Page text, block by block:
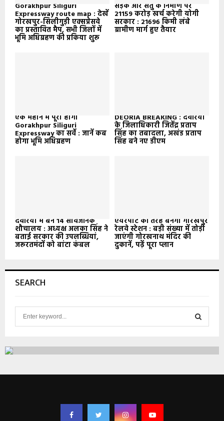
Gorakhpur Siliguri
Expressway route map : देखें
गोरखपुर-सिलीगुड़ी एक्सप्रेसवे
का प्रस्तावित मैप, सभी जिलों में
भूमि अधिग्रहण की प्रकिया शुरू
सड़क और सेतु के निर्माण पर
21159 करोड़ खर्च करेगी योगी
सरकार : 21696 किमी लंबे
ग्रामीण मार्ग हुए तैयार
एक महीने में पूरा होगा
Gorakhpur Siliguri
Expressway का सर्वे : जानें कब
होगा भूमि अधिग्रहण
DEORIA BREAKING : देवरिया
के जिलाधिकारी जितेंद्र प्रताप
सिंह का तबादला, अखंड प्रताप
सिंह बने नए डीएम
देवरिया में बने 14 सार्वजनिक
शौचालय : अध्यक्ष अलका सिंह ने
बताई सरकार की उपलब्धियां,
जरूरतमंदों को बांटा कंबल
एयरपोर्ट की तरह बनेगा गोरखपुर
रेलवे स्टेशन : बड़ी संख्या में तोड़ी
जाएंगी गोरखनाथ मंदिर की
दुकानें, पढ़ें पूरा प्लान
SEARCH
c
f
E
A